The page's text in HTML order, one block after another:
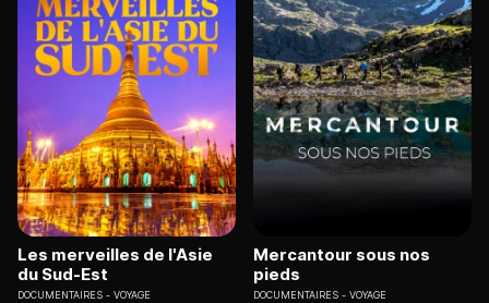
Les merveilles de l'Asie
du Sud-Est
DOCUMENTAIRES VOYAGE
Mercantour sous nos
pieds
DOCUMENTAIRES VOYAGE